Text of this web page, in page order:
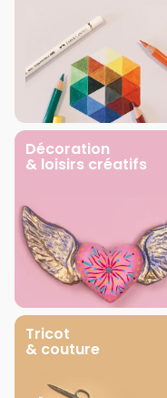
Décoration
& loisirs créatifs
Tricot
& couture